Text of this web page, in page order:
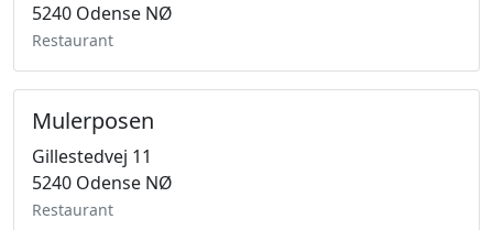
5240 Odense NØ
Restaurant
Mulerposen
Gillestedvej 11
5240 Odense NØ
Restaurant